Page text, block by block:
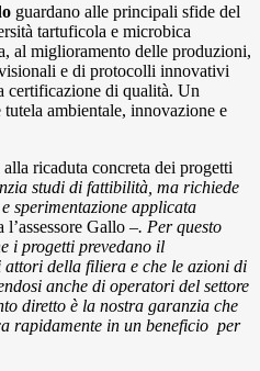
guardano alle principali sfide del
tartuficola e microbica
al miglioramento delle produzioni,
e di protocolli innovativi
certificazione di qualità. Un
ambientale, innovazione e
ricaduta concreta dei progetti
studi di fattibilità, ma richiede
sperimentazione applicata
l’assessore Gallo –. Per questo
i progetti prevedano il
attori della filiera e che le azioni di
anche di operatori del settore
diretto è la nostra garanzia che
rapidamente in un beneficio per